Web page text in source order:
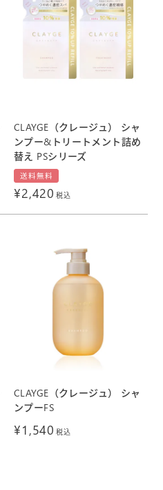
CLAYGE（クレージュ） シャ
ンプー&トリートメント詰め
替え PSシリーズ
送料無料
¥2,420 税込
CLAYGE（クレージュ） シャ
ンプーFS
¥1,540 税込